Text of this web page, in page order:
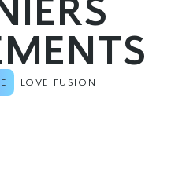
LOVE FUSION